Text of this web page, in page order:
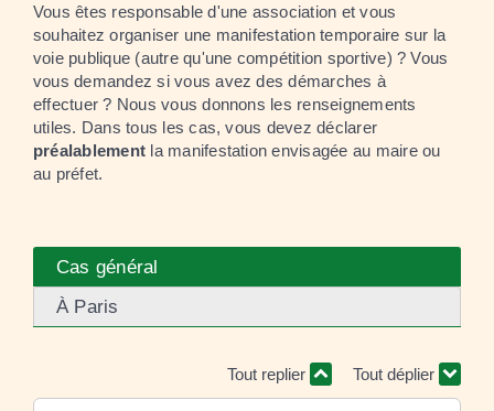
Vous êtes responsable d'une association et vous
souhaitez organiser une manifestation temporaire sur la
voie publique (autre qu'une compétition sportive) ? Vous
vous demandez si vous avez des démarches à
effectuer ? Nous vous donnons les renseignements
utiles. Dans tous les cas, vous devez déclarer
préalablement la manifestation envisagée au maire ou
au préfet.
Cas général
À Paris
Tout replier Tout déplier